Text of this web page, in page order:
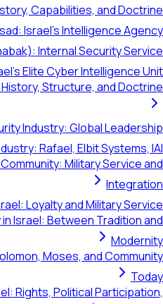
Capabilities, and Doctrine
Israel's Intelligence Agency
Internal Security Service
Elite Cyber Intelligence Unit
Structure, and Doctrine
Industry: Global Leadership
Rafael, Elbit Systems, IAI
Military Service and
Integration
Loyalty and Military Service
Israel: Between Tradition and
Modernity
Moses, and Community
Today
Rights, Political Participation,